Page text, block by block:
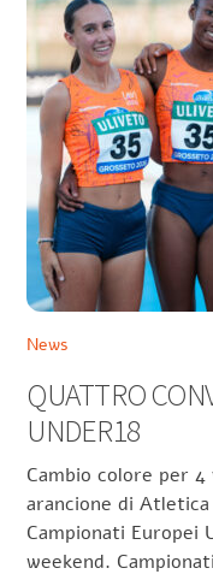
News
QUATTRO
UNDER18
Cambio colore per 4
arancione di
Campionati Europei
weekend.